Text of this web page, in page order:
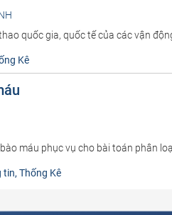
quốc gia, quốc tế của các vận
Kê
máu phục vụ cho bài toán phân
Thống Kê